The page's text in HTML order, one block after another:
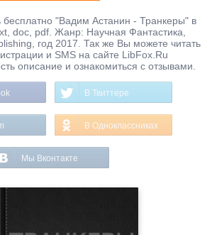
бесплатно "Вадим Астанин - Транкеры" в
doc, pdf. Жанр: Научная Фантастика,
год 2017. Так же Вы можете читать
и SMS на сайте LibFox.Ru
описание и ознакомиться с отзывами.
В Твиттере
В Одноклассниках
Мы Вконтакте